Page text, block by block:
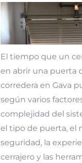
El tiempo que un
en abrir una puerta
corredera en Gava
según varios
complejidad del
el tipo de puerta, el
seguridad, la
cerrajero y las